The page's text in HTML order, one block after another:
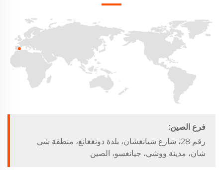
فرع الصين:
رقم 28، شارع شيانغشان، بلدة دونغغانغ، منطقة شي
شان، مدينة ووشي، جيانغسو، الصين